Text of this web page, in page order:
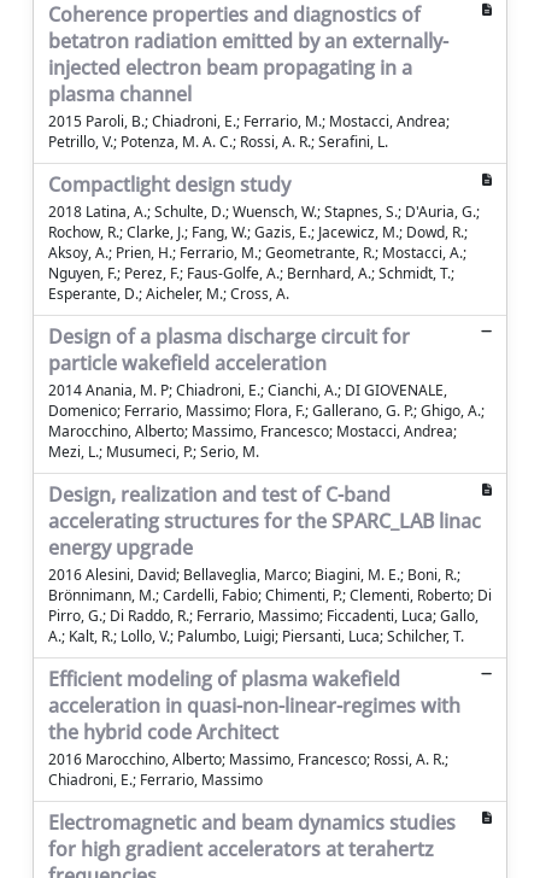
Coherence properties and diagnostics of
betatron radiation emitted by an externally-
injected electron beam propagating in a
plasma channel
2015 Paroli, B.; Chiadroni, E.; Ferrario, M.; Mostacci, Andrea;
Petrillo, V.; Potenza, M. A. C.; Rossi, A. R.; Serafini, L.
Compactlight design study
2018 Latina, A.; Schulte, D.; Wuensch, W.; Stapnes, S.; D'Auria, G.;
Rochow, R.; Clarke, J.; Fang, W.; Gazis, E.; Jacewicz, M.; Dowd, R.;
Aksoy, A.; Prien, H.; Ferrario, M.; Geometrante, R.; Mostacci, A.;
Nguyen, F.; Perez, F.; Faus-Golfe, A.; Bernhard, A.; Schmidt, T.;
Esperante, D.; Aicheler, M.; Cross, A.
Design of a plasma discharge circuit for
particle wakefield acceleration
2014 Anania, M. P; Chiadroni, E.; Cianchi, A.; DI GIOVENALE,
Domenico; Ferrario, Massimo; Flora, F.; Gallerano, G. P.; Ghigo, A.;
Marocchino, Alberto; Massimo, Francesco; Mostacci, Andrea;
Mezi, L.; Musumeci, P.; Serio, M.
Design, realization and test of C-band
accelerating structures for the SPARC_LAB linac
energy upgrade
2016 Alesini, David; Bellaveglia, Marco; Biagini, M. E.; Boni, R.;
Brönnimann, M.; Cardelli, Fabio; Chimenti, P.; Clementi, Roberto; Di
Pirro, G.; Di Raddo, R.; Ferrario, Massimo; Ficcadenti, Luca; Gallo,
A.; Kalt, R.; Lollo, V.; Palumbo, Luigi; Piersanti, Luca; Schilcher, T.
Efficient modeling of plasma wakefield
acceleration in quasi-non-linear-regimes with
the hybrid code Architect
2016 Marocchino, Alberto; Massimo, Francesco; Rossi, A. R.;
Chiadroni, E.; Ferrario, Massimo
Electromagnetic and beam dynamics studies
for high gradient accelerators at terahertz